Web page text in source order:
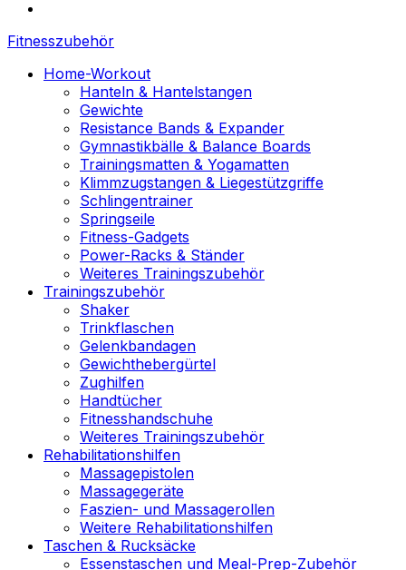
Fitnesszubehör
Home-Workout
Hanteln & Hantelstangen
Gewichte
Resistance Bands & Expander
Gymnastikbälle & Balance Boards
Trainingsmatten & Yogamatten
Klimmzugstangen & Liegestützgriffe
Schlingentrainer
Springseile
Fitness-Gadgets
Power-Racks & Ständer
Weiteres Trainingszubehör
Trainingszubehör
Shaker
Trinkflaschen
Gelenkbandagen
Gewichthebergürtel
Zughilfen
Handtücher
Fitnesshandschuhe
Weiteres Trainingszubehör
Rehabilitationshilfen
Massagepistolen
Massagegeräte
Faszien- und Massagerollen
Weitere Rehabilitationshilfen
Taschen & Rucksäcke
Essenstaschen und Meal-Prep-Zubehör